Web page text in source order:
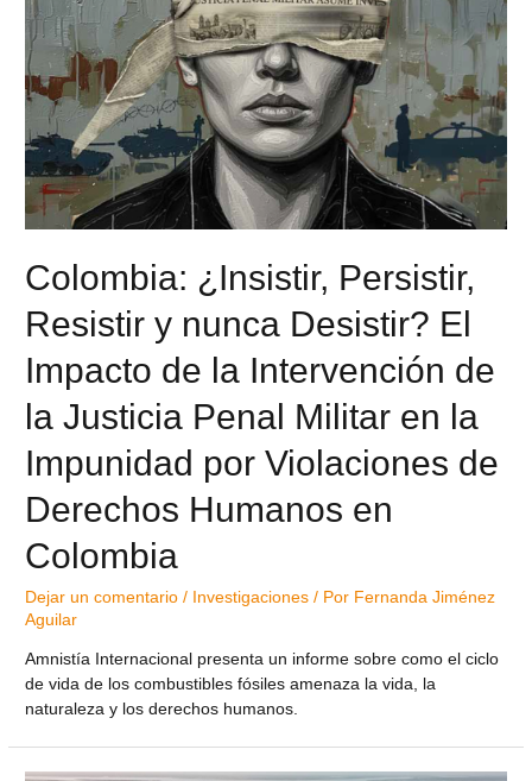
Colombia: ¿Insistir, Persistir,
Resistir y nunca Desistir? El
Impacto de la Intervención de
la Justicia Penal Militar en la
Impunidad por Violaciones de
Derechos Humanos en
Colombia
Dejar un comentario / Investigaciones / Por Fernanda Jiménez
Aguilar
Amnistía Internacional presenta un informe sobre como el ciclo
de vida de los combustibles fósiles amenaza la vida, la
naturaleza y los derechos humanos.